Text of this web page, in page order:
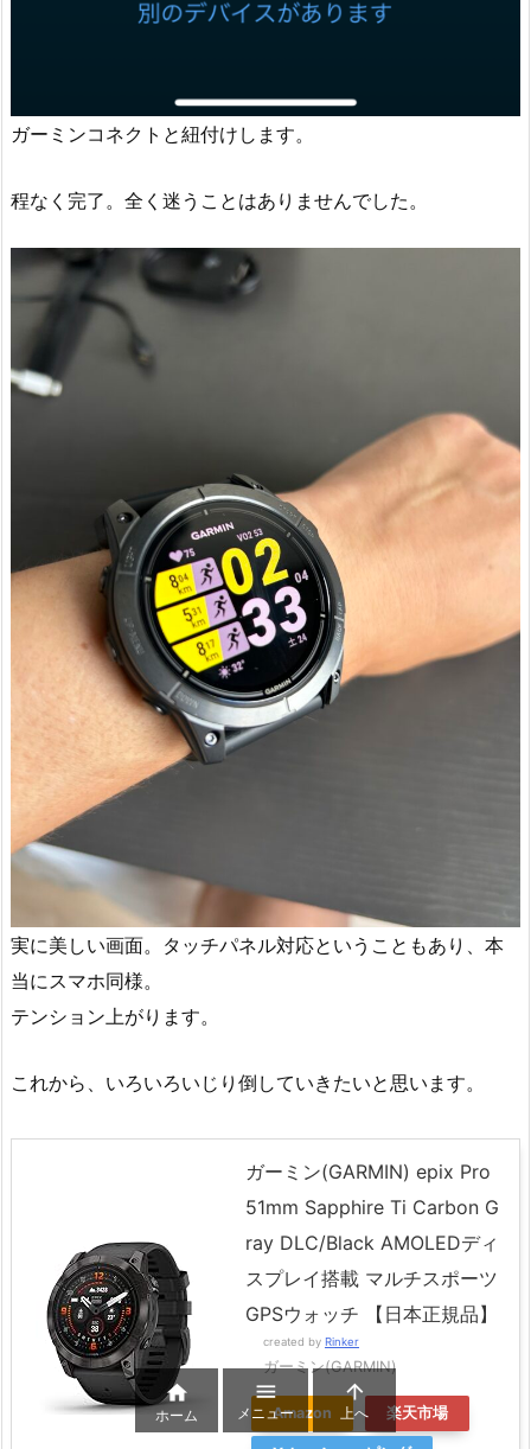
ガーミンコネクトと紐付けします。
程なく完了。全く迷うことはありませんでした。
実に美しい画面。タッチパネル対応ということもあり、本
当にスマホ同様。
テンション上がります。
これから、いろいろいじり倒していきたいと思います。
ガーミン(GARMIN) epix Pro
51mm Sapphire Ti Carbon G
ray DLC/Black AMOLEDディ
スプレイ搭載 マルチスポーツ
GPSウォッチ 【日本正規品】
created by Rinker
ガーミン(GARMIN)
Amazon 楽天市場

ホーム

メニュー

上へ